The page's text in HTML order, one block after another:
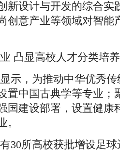
新设计与开发的综合实
创意产业等领域对智能
凸显高校人才分类培养
示，为推动中华优秀
置中国古典学等专业；
国建设部署，设置健康
。
30所高校获批增设足